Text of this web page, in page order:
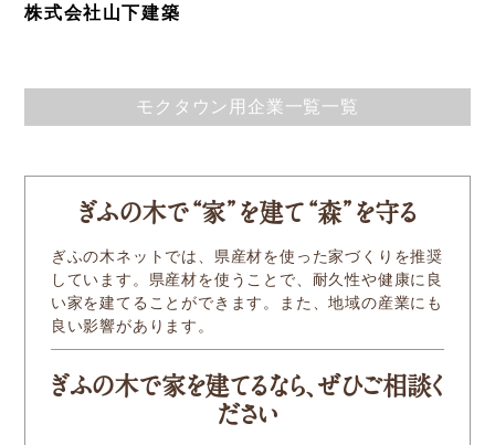
株式会社山下建築
モクタウン用企業一覧一覧
ぎふの木で“家” を建て “森” を守る
ぎふの木ネットでは、県産材を使った家づくりを推奨
しています。県産材を使うことで、耐久性や健康に良
い家を建てることができます。また、地域の産業にも
良い影響があります。
ぎふの木で家を建てるなら、ぜひご相談く
ださい